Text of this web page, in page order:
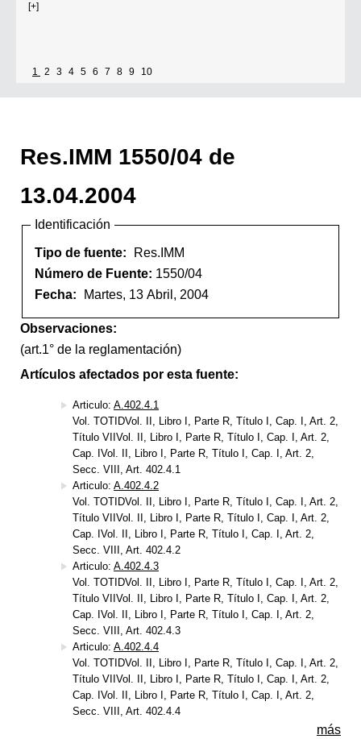
[+]
1 2 3 4 5 6 7 8 9 10
Res.IMM 1550/04 de
13.04.2004
Identificación
Tipo de fuente:
Res.IMM
Número de Fuente: 1550/04
Fecha:
Martes, 13 Abril, 2004
Observaciones:
(art.1° de la reglamentación)
Artículos afectados por esta fuente:
Articulo: A.402.4.1
Vol. TOTIDVol. II, Libro I, Parte R, Título I, Cap. I, Art. 2,
Título VIIVol. II, Libro I, Parte R, Título I, Cap. I, Art. 2,
Cap. IVol. II, Libro I, Parte R, Título I, Cap. I, Art. 2,
Secc. VIII, Art. 402.4.1
Articulo: A.402.4.2
Vol. TOTIDVol. II, Libro I, Parte R, Título I, Cap. I, Art. 2,
Título VIIVol. II, Libro I, Parte R, Título I, Cap. I, Art. 2,
Cap. IVol. II, Libro I, Parte R, Título I, Cap. I, Art. 2,
Secc. VIII, Art. 402.4.2
Articulo: A.402.4.3
Vol. TOTIDVol. II, Libro I, Parte R, Título I, Cap. I, Art. 2,
Título VIIVol. II, Libro I, Parte R, Título I, Cap. I, Art. 2,
Cap. IVol. II, Libro I, Parte R, Título I, Cap. I, Art. 2,
Secc. VIII, Art. 402.4.3
Articulo: A.402.4.4
Vol. TOTIDVol. II, Libro I, Parte R, Título I, Cap. I, Art. 2,
Título VIIVol. II, Libro I, Parte R, Título I, Cap. I, Art. 2,
Cap. IVol. II, Libro I, Parte R, Título I, Cap. I, Art. 2,
Secc. VIII, Art. 402.4.4
más